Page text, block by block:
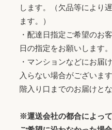
します。（欠品等により
ます。）
・配達日指定ご希望のお
日の指定をお願いします。
・マンションなどにお届
入らない場合がございま
階入り口までのお届けとな
※運送会社の都合によっ